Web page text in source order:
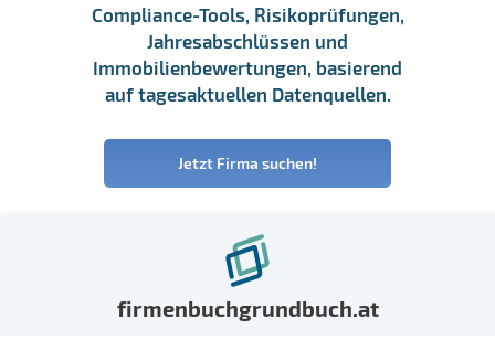
Compliance-Tools, Risikoprüfungen,
Jahresabschlüssen und
Immobilienbewertungen, basierend
auf tagesaktuellen Datenquellen.
Jetzt Firma suchen!
firmenbuchgrundbuch.at